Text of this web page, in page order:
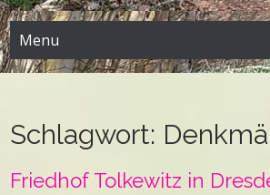
Menu
Schlagwort:
Friedhof Tolkewitz in